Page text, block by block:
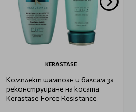
KERASTASE
Комплект шампоан и балсам за
реконструиране на косата -
Kerastase Force Resistance